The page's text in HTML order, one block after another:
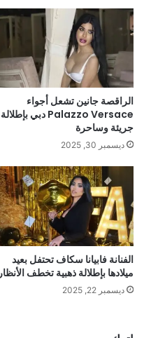
الراقصة جانين تشعل أجواء
Palazzo Versace دبي بإطلالة
جريئة وساحرة
ديسمبر 30, 2025
الفنانة فابيانا سكاف تحتفل بعيد
ميلادها بإطلالة ذهبية تخطف الأنظار
ديسمبر 22, 2025